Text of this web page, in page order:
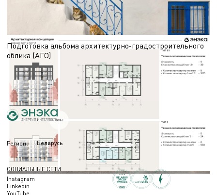
прогулок на шлейке до создания специализированных катио.
Подготовка альбома архитектурно-градостроительного
облика (АГО)
Этап АГО (АГР) предшествует разработке проектной документации и требует
подготовки обоснованных визуальных материалов. В статье — о составе
работ и назначении альбома.
06.05.2026
Регион Беларусь
СОЦИАЛЬНЫЕ СЕТИ
Instagram
Linkedin
YouTube